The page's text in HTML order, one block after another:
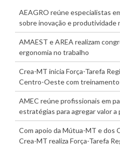
AEAGRO reúne especialistas
sobre inovação e produtividade
AMAEST e AREA realizam
ergonomia no trabalho
Crea-MT inicia Força-Tarefa
Centro-Oeste com
AMEC reúne profissionais em
estratégias para agregar valor a
Com apoio da Mútua-MT e dos
Crea-MT realiza Força-Tarefa